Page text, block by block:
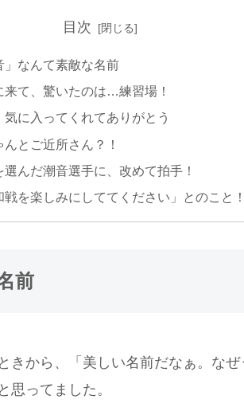
目次
」なんて素敵な名前
来て、驚いたのは…練習場！
気に入ってくれてありがとう
んとご近所さん？！
選んだ潮音選手に、改めて拍手！
戦を楽しみにしててください」とのこと！
前
きから、「美しい名前だなぁ。な
思ってました。